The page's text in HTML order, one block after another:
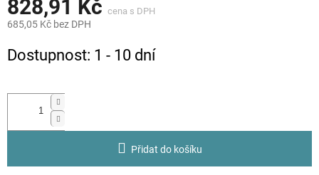
828,91 Kč
685,05 Kč bez DPH
cena:
Dostupnost: 1 - 10 dní
Přidat do košíku